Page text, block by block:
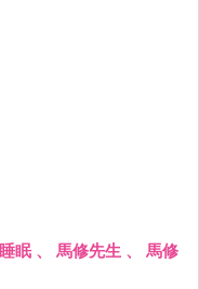
睡眠、 馬修先生 、 馬修